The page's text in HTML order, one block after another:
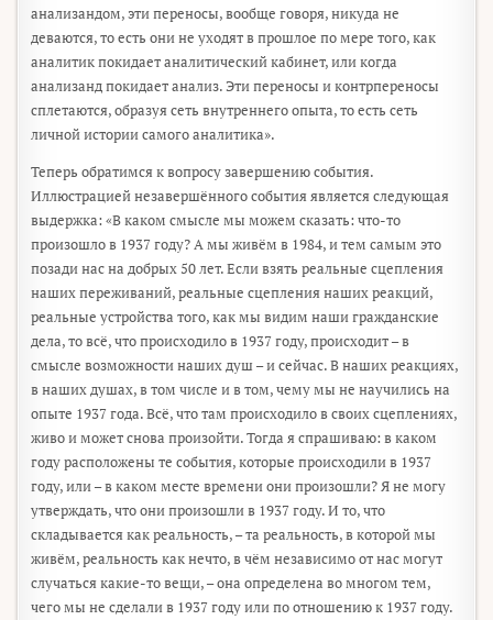
анализандом, эти переносы, вообще говоря, никуда не
деваются, то есть они не уходят в прошлое по мере того, как
аналитик покидает аналитический кабинет, или когда
анализанд покидает анализ. Эти переносы и контрпереносы
сплетаются, образуя сеть внутреннего опыта, то есть сеть
личной истории самого аналитика».
Теперь обратимся к вопросу завершению события.
Иллюстрацией незавершённого события является следующая
выдержка: «В каком смысле мы можем сказать: что-то
произошло в 1937 году? А мы живём в 1984, и тем самым это
позади нас на добрых 50 лет. Если взять реальные сцепления
наших переживаний, реальные сцепления наших реакций,
реальные устройства того, как мы видим наши гражданские
дела, то всё, что происходило в 1937 году, происходит – в
смысле возможности наших душ – и сейчас. В наших реакциях,
в наших душах, в том числе и в том, чему мы не научились на
опыте 1937 года. Всё, что там происходило в своих сцеплениях,
живо и может снова произойти. Тогда я спрашиваю: в каком
году расположены те события, которые происходили в 1937
году, или – в каком месте времени они произошли? Я не могу
утверждать, что они произошли в 1937 году. И то, что
складывается как реальность, – та реальность, в которой мы
живём, реальность как нечто, в чём независимо от нас могут
случаться какие-то вещи, – она определена во многом тем,
чего мы не сделали в 1937 году или по отношению к 1937 году.